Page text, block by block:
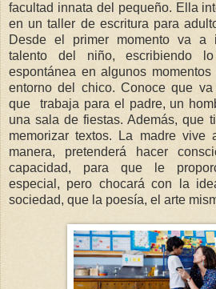
facultad innata del pequeño. Ella
en un taller de escritura para
Desde el primer momento va a
talento del niño, escribiendo
espontánea en algunos
entorno del chico. Conoce que
que trabaja para el padre, un
una sala de fiestas. Además, que
memorizar textos. La madre
manera, pretenderá hacer
capacidad, para que le
especial, pero chocará con la
sociedad, que la poesía, el arte